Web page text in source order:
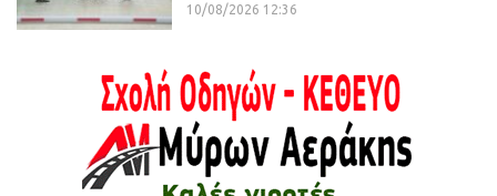
10/08/2026 12:36